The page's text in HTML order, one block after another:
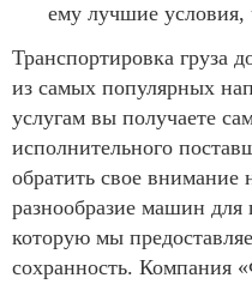
ему лучшие условия,
Транспортировка груза
из самых популярных
услугам вы получаете
исполнительного
обратить свое внимание
разнообразие машин для
которую мы
сохранность. Компания